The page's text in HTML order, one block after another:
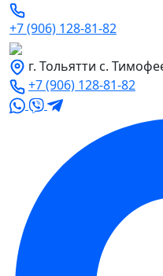
+7 (906) 128-81-82
г. Тольятти с.
+7 (906) 128-81-82